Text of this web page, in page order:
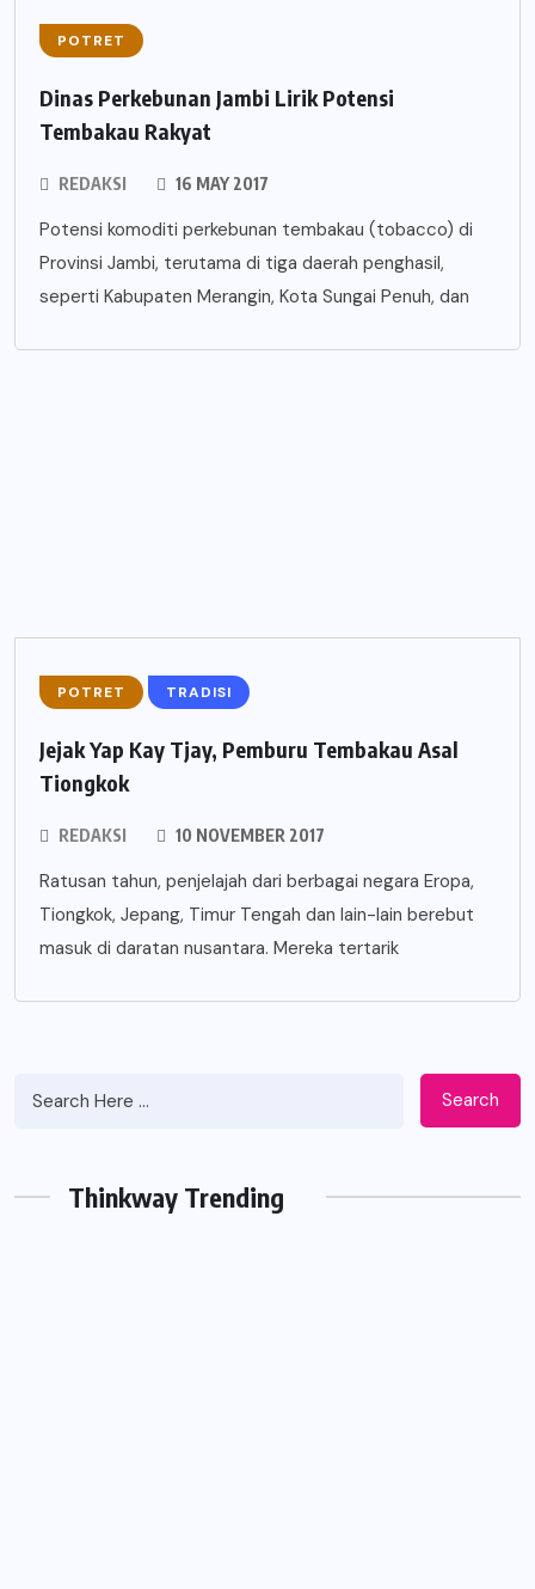
POTRET
Dinas Perkebunan Jambi Lirik Potensi
Tembakau Rakyat
REDAKSI 16 MAY 2017
Potensi komoditi perkebunan tembakau (tobacco) di
Provinsi Jambi, terutama di tiga daerah penghasil,
seperti Kabupaten Merangin, Kota Sungai Penuh, dan
POTRET TRADISI
Jejak Yap Kay Tjay, Pemburu Tembakau Asal
Tiongkok
REDAKSI 10 NOVEMBER 2017
Ratusan tahun, penjelajah dari berbagai negara Eropa,
Tiongkok, Jepang, Timur Tengah dan lain-lain berebut
masuk di daratan nusantara. Mereka tertarik
Search
Thinkway Trending